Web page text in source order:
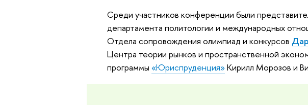
Среди участников конференции были
департамента политологии и международных
Отдела сопровождения олимпиад и конкурсов
Центра теории рынков и пространственной
программы «Юриспруденция»Кирилл Морозов и